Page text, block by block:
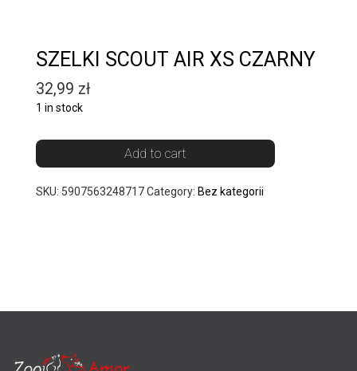
SZELKI SCOUT AIR XS CZARNY
32,99 zł
1 in stock
Add to cart
SKU: 5907563248717Category: Bez kategorii